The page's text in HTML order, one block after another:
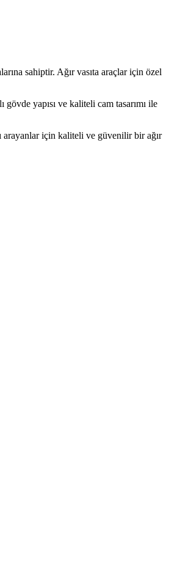
sahiptir. Ağır vasıta araçlar için özel
yapısı ve kaliteli cam tasarımı ile
arayanlar için kaliteli ve güvenilir bir ağır